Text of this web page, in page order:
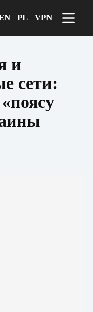
PL VPN
и
сети: